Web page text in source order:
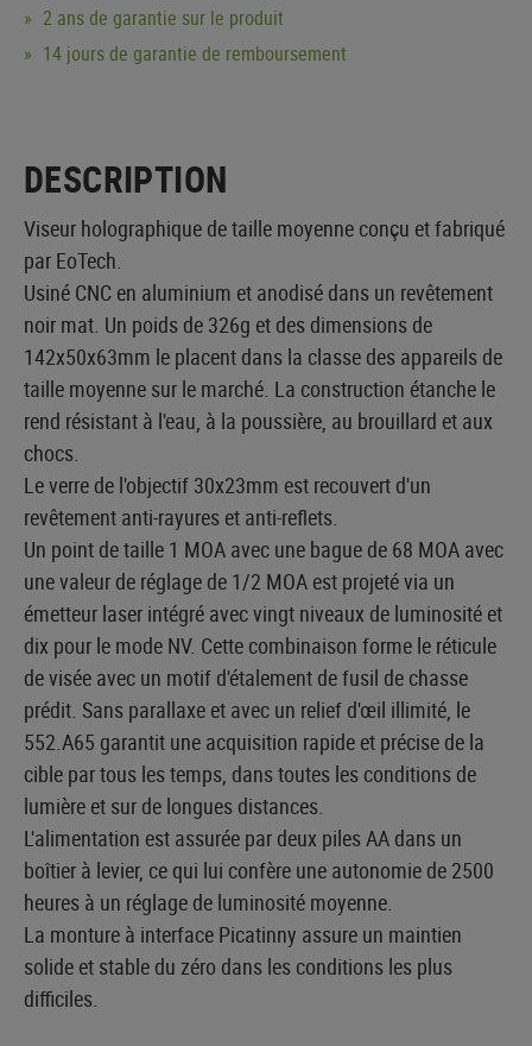
2 ans de garantie sur le produit
14 jours de garantie de remboursement
DESCRIPTION
Viseur holographique de taille moyenne conçu et fabriqué
par EoTech.
Usiné CNC en aluminium et anodisé dans un revêtement
noir mat. Un poids de 326g et des dimensions de
142x50x63mm le placent dans la classe des appareils de
taille moyenne sur le marché. La construction étanche le
rend résistant à l'eau, à la poussière, au brouillard et aux
chocs.
Le verre de l'objectif 30x23mm est recouvert d'un
revêtement anti-rayures et anti-reflets.
Un point de taille 1 MOA avec une bague de 68 MOA avec
une valeur de réglage de 1/2 MOA est projeté via un
émetteur laser intégré avec vingt niveaux de luminosité et
dix pour le mode NV. Cette combinaison forme le réticule
de visée avec un motif d'étalement de fusil de chasse
prédit. Sans parallaxe et avec un relief d'œil illimité, le
552.A65 garantit une acquisition rapide et précise de la
cible par tous les temps, dans toutes les conditions de
lumière et sur de longues distances.
L'alimentation est assurée par deux piles AA dans un
boîtier à levier, ce qui lui confère une autonomie de 2500
heures à un réglage de luminosité moyenne.
La monture à interface Picatinny assure un maintien
solide et stable du zéro dans les conditions les plus
difficiles.